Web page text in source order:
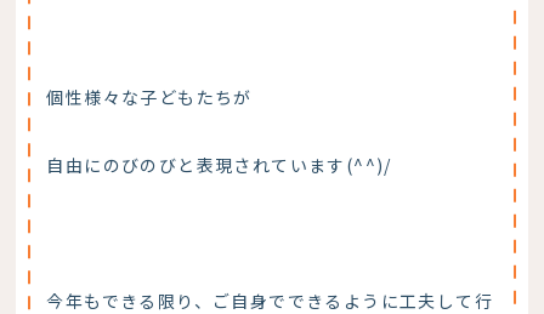
個性様々な子どもたちが
自由にのびのびと表現されています(^^)/
今年もできる限り、ご自身でできるように工夫して行